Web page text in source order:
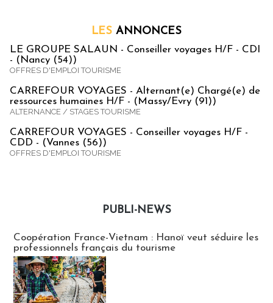
LES ANNONCES
LE GROUPE SALAUN - Conseiller voyages H/F - CDI
- (Nancy (54))
OFFRES D'EMPLOI TOURISME
CARREFOUR VOYAGES - Alternant(e) Chargé(e) de
ressources humaines H/F - (Massy/Evry (91))
ALTERNANCE / STAGES TOURISME
CARREFOUR VOYAGES - Conseiller voyages H/F -
CDD - (Vannes (56))
OFFRES D'EMPLOI TOURISME
PUBLI-NEWS
Coopération France-Vietnam : Hanoï veut séduire les
professionnels français du tourisme